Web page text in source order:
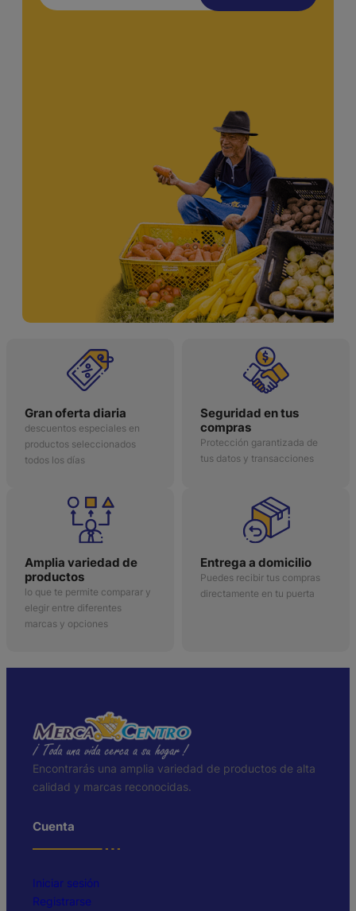
Gran oferta diaria
descuentos especiales en
productos seleccionados
todos los días
Seguridad en tus
compras
Protección garantizada de
tus datos y transacciones
Amplia variedad de
productos
lo que te permite comparar y
elegir entre diferentes
marcas y opciones
Entrega a domicilio
Puedes recibir tus compras
directamente en tu puerta
Encontrarás una amplia variedad de productos de alta
calidad y marcas reconocidas.
Cuenta
Iniciar sesión
Registrarse